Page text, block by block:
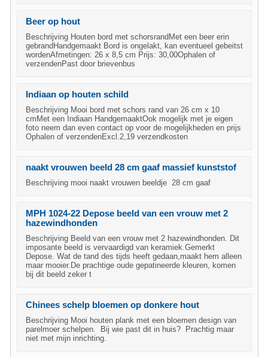
Beer op hout
Beschrijving Houten bord met schorsrandMet een beer erin
gebrandHandgemaakt Bord is ongelakt, kan eventueel gebeitst
wordenAfmetingen: 26 x 8,5 cm Prijs: 30,00Ophalen of
verzendenPast door brievenbus
Indiaan op houten schild
Beschrijving Mooi bord met schors rand van 26 cm x 10
cmMet een Indiaan HandgemaaktOok mogelijk met je eigen
foto neem dan even contact op voor de mogelijkheden en prijs
Ophalen of verzendenExcl.2,19 verzendkosten
naakt vrouwen beeld 28 cm gaaf massief kunststof
Beschrijving mooi naakt vrouwen beeldje 28 cm gaaf
MPH 1024-22 Depose beeld van een vrouw met 2
hazewindhonden
Beschrijving Beeld van een vrouw met 2 hazewindhonden. Dit
imposante beeld is vervaardigd van keramiek.Gemerkt
Depose. Wat de tand des tijds heeft gedaan,maakt hem alleen
maar mooier.De prachtige oude gepatineerde kleuren, komen
bij dit beeld zeker t
Chinees schelp bloemen op donkere hout
Beschrijving Mooi houten plank met een bloemen design van
parelmoer schelpen. Bij wie past dit in huis? Prachtig maar
niet met mijn inrichting.